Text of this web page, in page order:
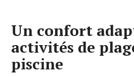
Un confort
activités de
piscine